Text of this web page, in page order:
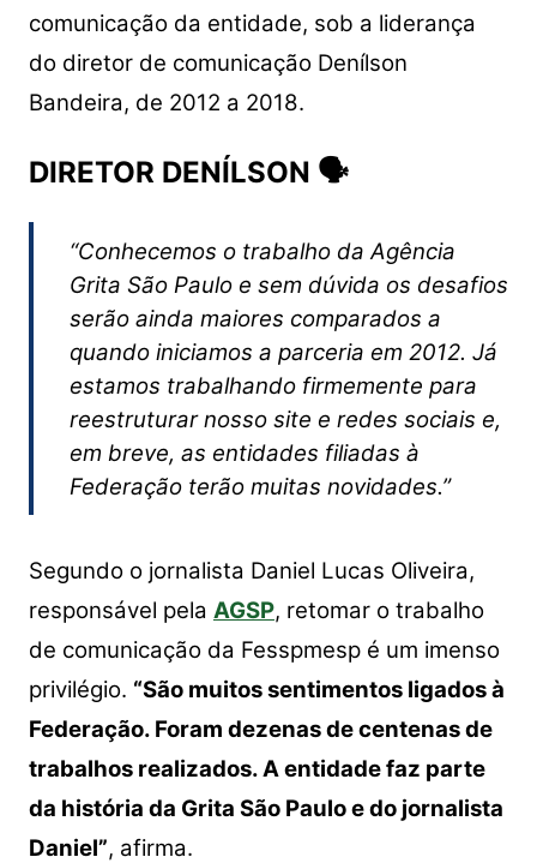
comunicação da entidade, sob a liderança
do diretor de comunicação Denílson
Bandeira, de 2012 a 2018.
DIRETOR DENÍLSON 🗣
“Conhecemos o trabalho da Agência
Grita São Paulo e sem dúvida os desafios
serão ainda maiores comparados a
quando iniciamos a parceria em 2012. Já
estamos trabalhando firmemente para
reestruturar nosso site e redes sociais e,
em breve, as entidades filiadas à
Federação terão muitas novidades.”
Segundo o jornalista Daniel Lucas Oliveira,
responsável pela AGSP, retomar o trabalho
de comunicação da Fesspmesp é um imenso
privilégio. “São muitos sentimentos ligados à
Federação. Foram dezenas de centenas de
trabalhos realizados. A entidade faz parte
da história da Grita São Paulo e do jornalista
Daniel”, afirma.